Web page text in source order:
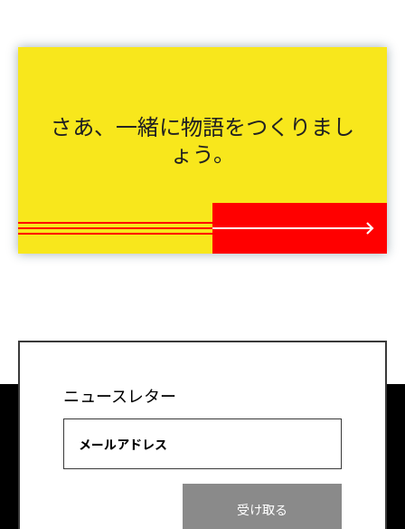
さあ、一緒に物語をつくりまし
ょう。
ニュースレター
メールアドレス